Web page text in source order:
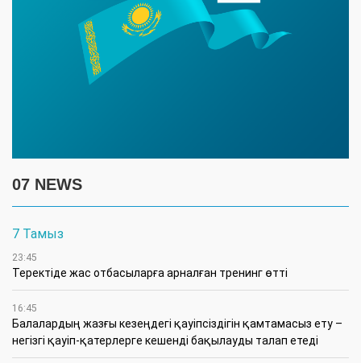
07 NEWS
7 Тамыз
23:45
​Теректіде жас отбасыларға арналған тренинг өтті
16:45
Балалардың жазғы кезеңдегі қауіпсіздігін қамтамасыз ету –
негізгі қауіп-қатерлерге кешенді бақылауды талап етеді